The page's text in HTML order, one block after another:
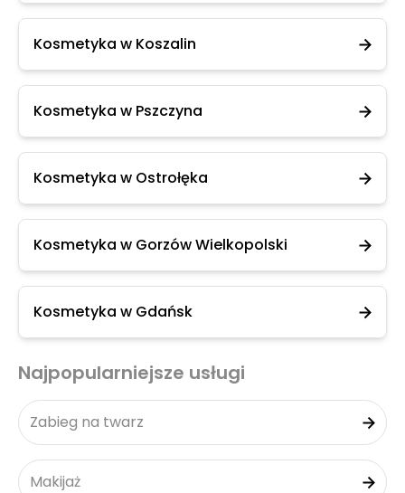
Kosmetyka w Koszalin
Kosmetyka w Pszczyna
Kosmetyka w Ostrołęka
Kosmetyka w Gorzów Wielkopolski
Kosmetyka w Gdańsk
Najpopularniejsze usługi
Zabieg na twarz
Makijaż